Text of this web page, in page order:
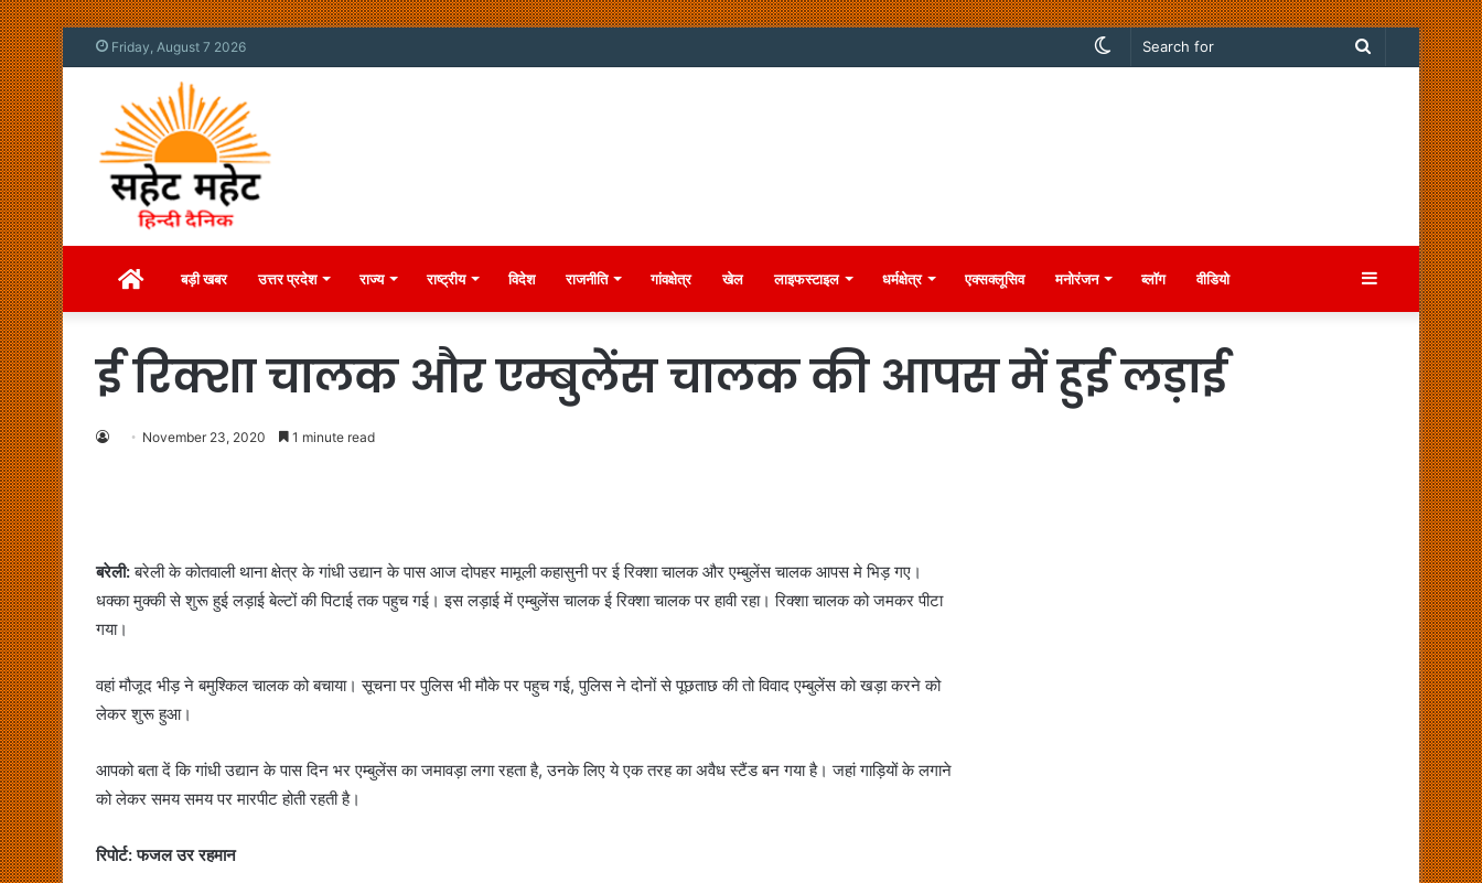
Friday, August 7 2026
Search
Switch
Homeबड़ी खबर उत्तर प्रदेश राज्य राष्ट्रीय विदेश राजनीति गांवक्षेत्र खेल लाइफस्टाइल धर्मक्षेत्र एक्सक्लूसिव मनोरंजन ब्लॉग वीडियो Sidebar
ई रिक्शा चालक और एम्बुलेंस चालक की आपस में हुई लड़ाई
November 23, 2020 1 minute read
बरेली:बरेली के कोतवाली थाना क्षेत्र के गांधी उद्यान के पास आज दोपहर मामूली कहासुनी पर ई रिक्शा चालक और एम्बुलेंस चालक आपस मे भिड़ गए।
धक्का मुक्की से शुरू हुई लड़ाई बेल्टों की पिटाई तक पहुच गई। इस लड़ाई में एम्बुलेंस चालक ई रिक्शा चालक पर हावी रहा। रिक्शा चालक को जमकर पीटा
गया।
वहां मौजूद भीड़ ने बमुश्किल चालक को बचाया। सूचना पर पुलिस भी मौके पर पहुच गई, पुलिस ने दोनों से पूछताछ की तो विवाद एम्बुलेंस को खड़ा करने को
लेकर शुरू हुआ।
आपको बता दें कि गांधी उद्यान के पास दिन भर एम्बुलेंस का जमावड़ा लगा रहता है, उनके लिए ये एक तरह का अवैध स्टैंड बन गया है। जहां गाड़ियों के लगाने
को लेकर समय समय पर मारपीट होती रहती है।
रिपोर्ट: फजल उर रहमान